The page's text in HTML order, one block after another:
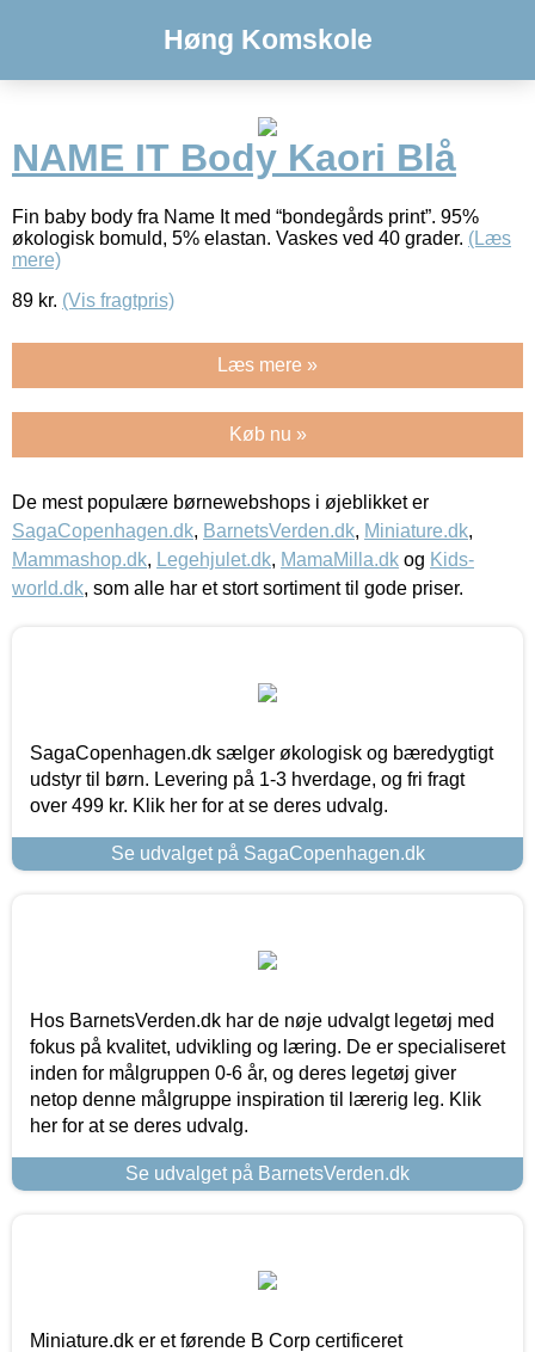
Høng Komskole
NAME IT Body Kaori Blå
Fin baby body fra Name It med “bondegårds print”. 95%
økologisk bomuld, 5% elastan. Vaskes ved 40 grader. (Læs
mere)
89 kr. (Vis fragtpris)
Læs mere »
Køb nu »
De mest populære børnewebshops i øjeblikket er
SagaCopenhagen.dk, BarnetsVerden.dk, Miniature.dk,
Mammashop.dk, Legehjulet.dk, MamaMilla.dk og Kids-
world.dk, som alle har et stort sortiment til gode priser.
SagaCopenhagen.dk sælger økologisk og bæredygtigt
udstyr til børn. Levering på 1-3 hverdage, og fri fragt
over 499 kr. Klik her for at se deres udvalg.
Se udvalget på SagaCopenhagen.dk
Hos BarnetsVerden.dk har de nøje udvalgt legetøj med
fokus på kvalitet, udvikling og læring. De er specialiseret
inden for målgruppen 0-6 år, og deres legetøj giver
netop denne målgruppe inspiration til lærerig leg. Klik
her for at se deres udvalg.
Se udvalget på BarnetsVerden.dk
Miniature.dk er et førende B Corp certificeret